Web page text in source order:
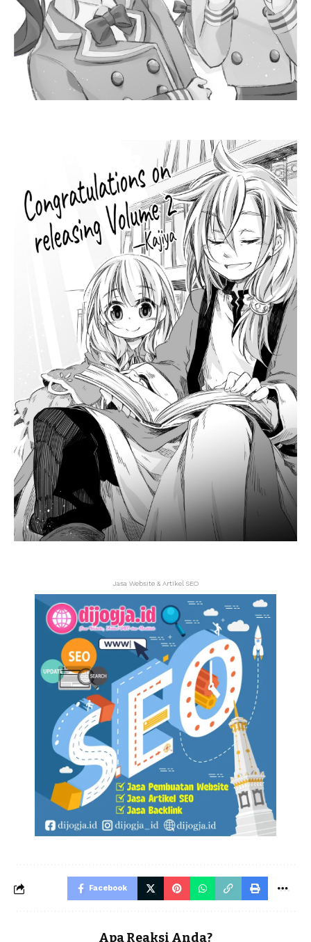
Jasa Website & Artikel SEO
Facebook
Apa Reaksi Anda?